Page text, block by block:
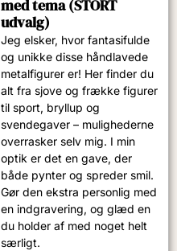
med tema (STORT
udvalg)
Jeg elsker, hvor fantasifulde
og unikke disse håndlavede
metalfigurer er! Her finder du
alt fra sjove og frække figurer
til sport, bryllup og
svendegaver – mulighederne
overrasker selv mig. I min
optik er det en gave, der
både pynter og spreder smil.
Gør den ekstra personlig med
en indgravering, og glæd en
du holder af med noget helt
særligt.